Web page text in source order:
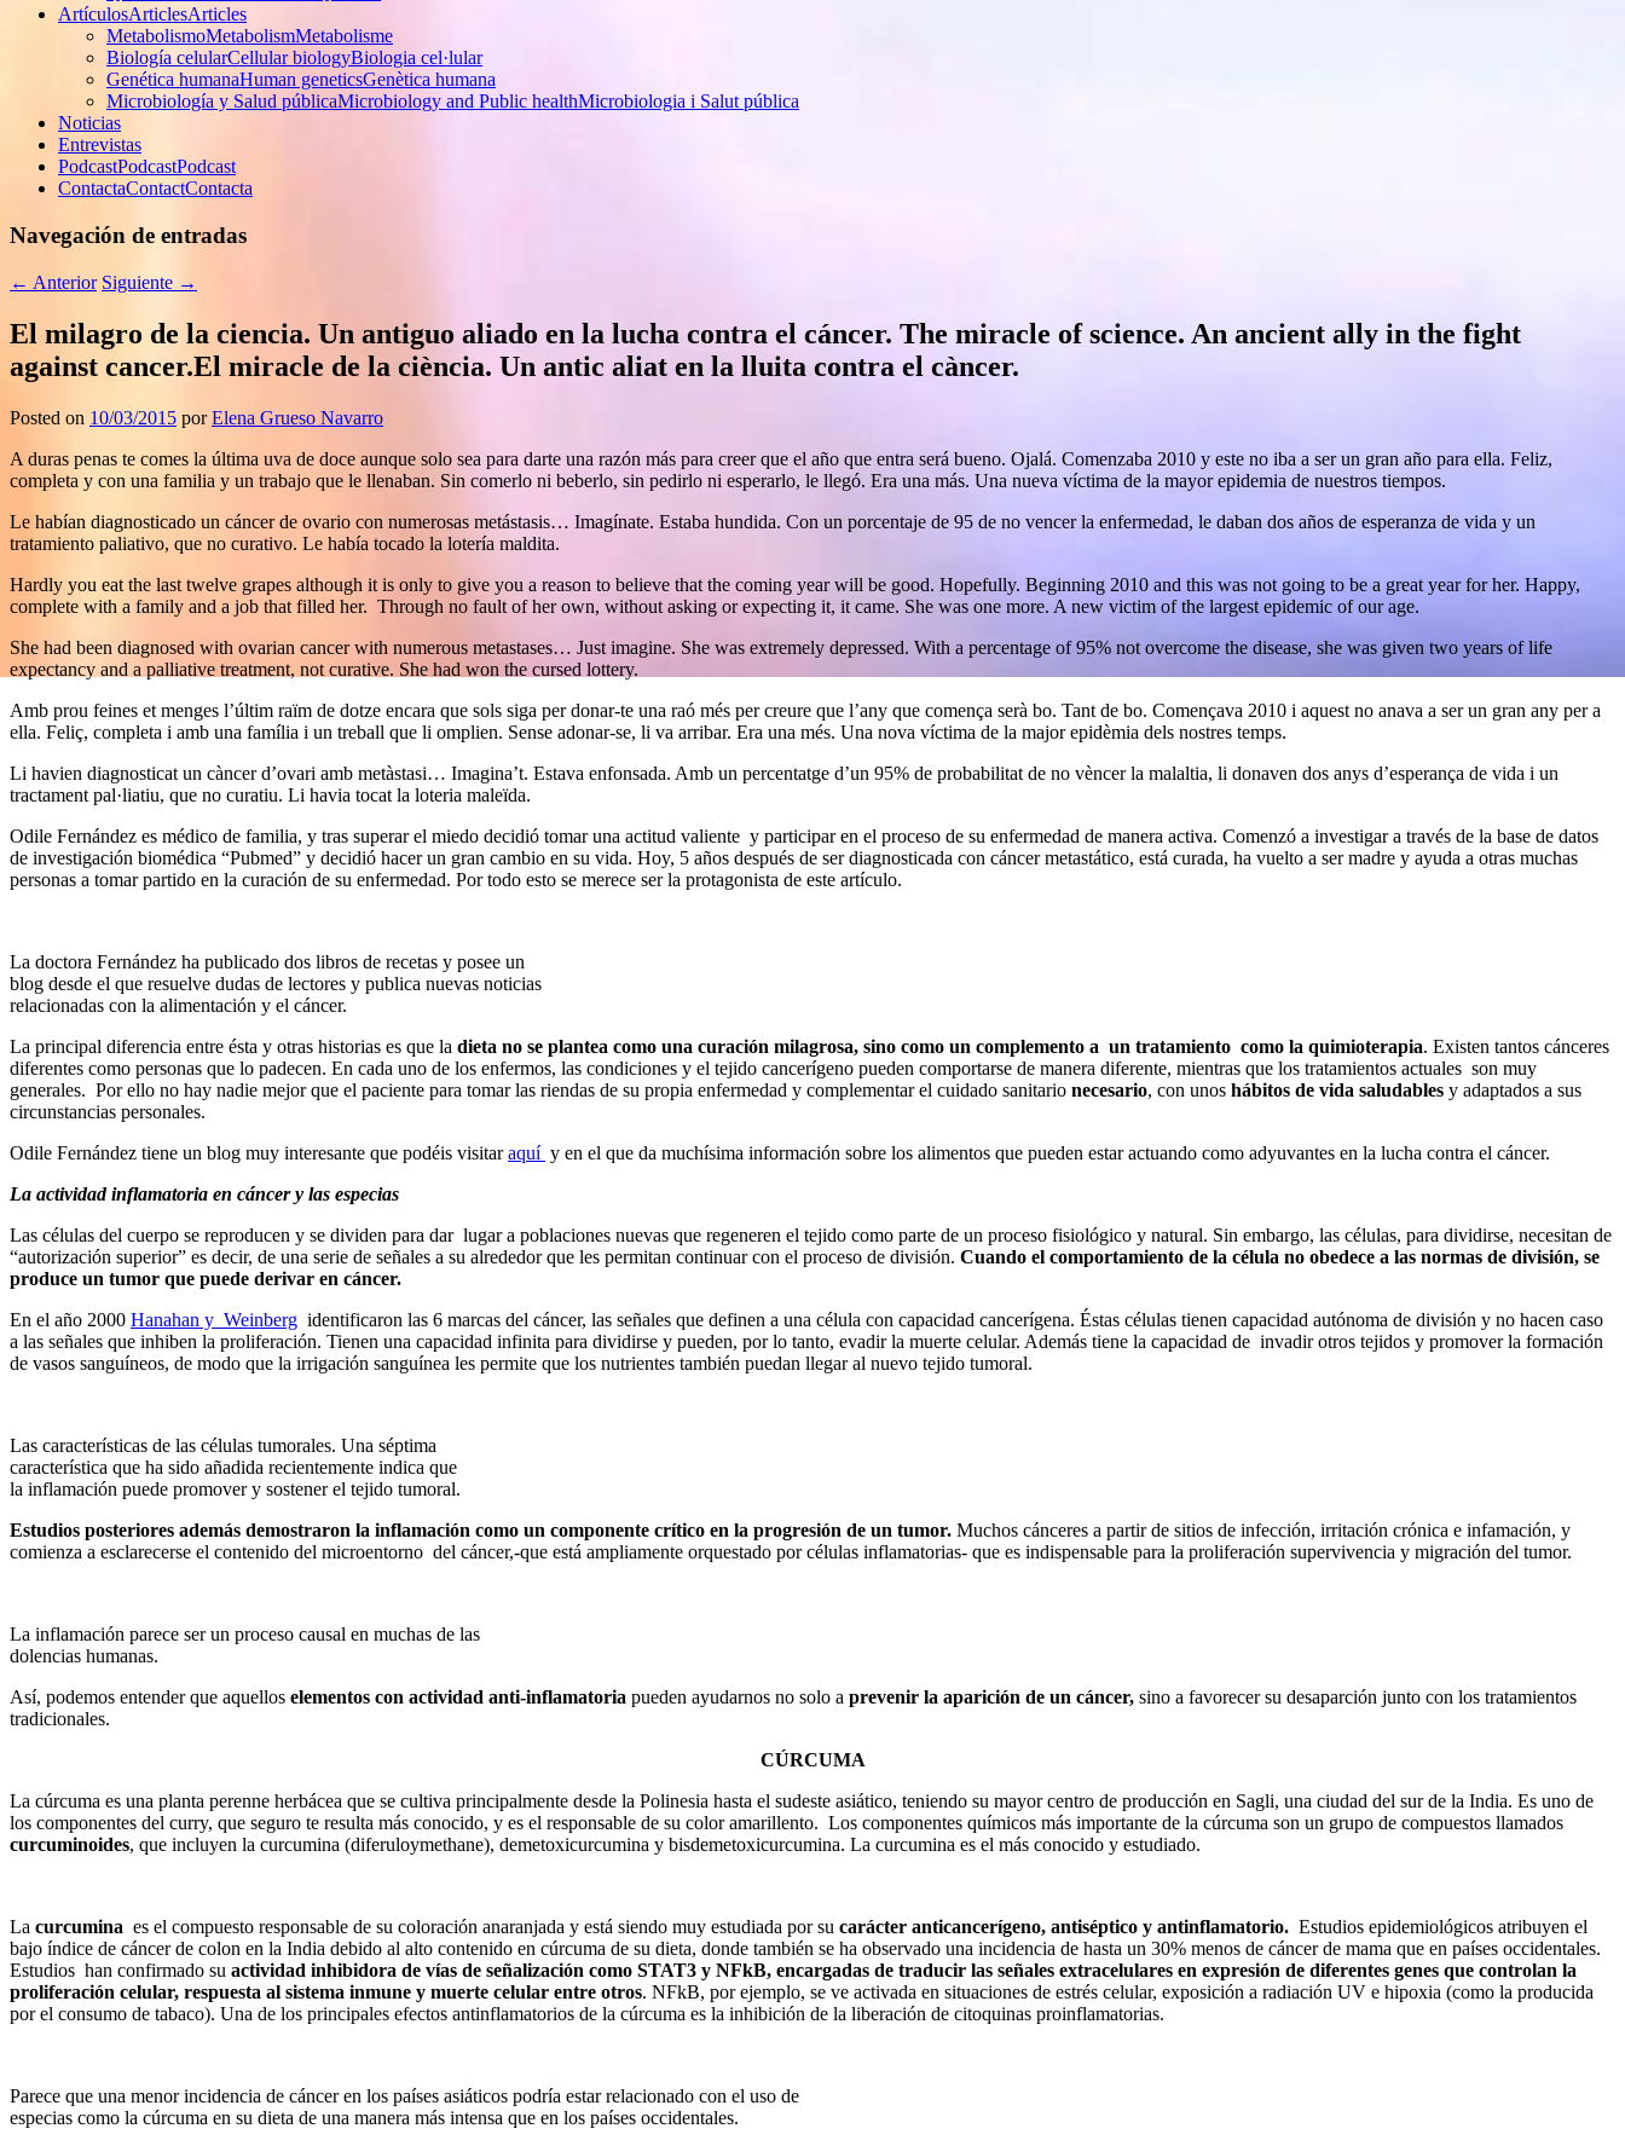
ArtículosArticlesArticles
MetabolismoMetabolismMetabolisme
Biología celularCellular biologyBiologia cel·lular
Genética humanaHuman geneticsGenètica humana
Microbiología y Salud públicaMicrobiology and Public healthMicrobiologia i Salut pública
Noticias
Entrevistas
PodcastPodcastPodcast
ContactaContactContacta
Navegación de entradas
← Anterior Siguiente →
El milagro de la ciencia. Un antiguo aliado en la lucha contra el cáncer. The miracle of science. An ancient ally in the fight
against cancer.El miracle de la ciència. Un antic aliat en la lluita contra el càncer.
Posted on 10/03/2015 porElena Grueso Navarro
A duras penas te comes la última uva de doce aunque solo sea para darte una razón más para creer que el año que entra será bueno. Ojalá. Comenzaba 2010 y este no iba a ser un gran año para ella. Feliz,
completa y con una familia y un trabajo que le llenaban. Sin comerlo ni beberlo, sin pedirlo ni esperarlo, le llegó. Era una más. Una nueva víctima de la mayor epidemia de nuestros tiempos.
Le habían diagnosticado un cáncer de ovario con numerosas metástasis… Imagínate. Estaba hundida. Con un porcentaje de 95 de no vencer la enfermedad, le daban dos años de esperanza de vida y un
tratamiento paliativo, que no curativo. Le había tocado la lotería maldita.
Hardly you eat the last twelve grapes although it is only to give you a reason to believe that the coming year will be good. Hopefully. Beginning 2010 and this was not going to be a great year for her. Happy,
complete with a family and a job that filled her. Through no fault of her own, without asking or expecting it, it came. She was one more. A new victim of the largest epidemic of our age.
She had been diagnosed with ovarian cancer with numerous metastases… Just imagine. She was extremely depressed. With a percentage of 95% not overcome the disease, she was given two years of life
expectancy and a palliative treatment, not curative. She had won the cursed lottery.
Amb prou feines et menges l’últim raïm de dotze encara que sols siga per donar-te una raó més per creure que l’any que comença serà bo. Tant de bo. Començava 2010 i aquest no anava a ser un gran any per a
ella. Feliç, completa i amb una família i un treball que li omplien. Sense adonar-se, li va arribar. Era una més. Una nova víctima de la major epidèmia dels nostres temps.
Li havien diagnosticat un càncer d’ovari amb metàstasi… Imagina’t. Estava enfonsada. Amb un percentatge d’un 95% de probabilitat de no vèncer la malaltia, li donaven dos anys d’esperança de vida i un
tractament pal·liatiu, que no curatiu. Li havia tocat la loteria maleïda.
Odile Fernández es médico de familia, y tras superar el miedo decidió tomar una actitud valiente y participar en el proceso de su enfermedad de manera activa. Comenzó a investigar a través de la base de datos
de investigación biomédica “Pubmed” y decidió hacer un gran cambio en su vida. Hoy, 5 años después de ser diagnosticada con cáncer metastático, está curada, ha vuelto a ser madre y ayuda a otras muchas
personas a tomar partido en la curación de su enfermedad. Por todo esto se merece ser la protagonista de este artículo.
La doctora Fernández ha publicado dos libros de recetas y posee un
blog desde el que resuelve dudas de lectores y publica nuevas noticias
relacionadas con la alimentación y el cáncer.
La principal diferencia entre ésta y otras historias es que la dieta no se plantea como una curación milagrosa, sino como un complemento a un tratamiento como la quimioterapia. Existen tantos cánceres
diferentes como personas que lo padecen. En cada uno de los enfermos, las condiciones y el tejido cancerígeno pueden comportarse de manera diferente, mientras que los tratamientos actuales son muy
generales. Por ello no hay nadie mejor que el paciente para tomar las riendas de su propia enfermedad y complementar el cuidado sanitario necesario, con unos hábitos de vida saludables y adaptados a sus
circunstancias personales.
Odile Fernández tiene un blog muy interesante que podéis visitaraquí y en el que da muchísima información sobre los alimentos que pueden estar actuando como adyuvantes en la lucha contra el cáncer.
La actividad inflamatoria en cáncer y las especias
Las células del cuerpo se reproducen y se dividen para dar lugar a poblaciones nuevas que regeneren el tejido como parte de un proceso fisiológico y natural. Sin embargo, las células, para dividirse, necesitan de
“autorización superior” es decir, de una serie de señales a su alrededor que les permitan continuar con el proceso de división. Cuando el comportamiento de la célula no obedece a las normas de división, se
produce un tumor que puede derivar en cáncer.
En el año 2000 Hanahan y Weinberg identificaron las 6 marcas del cáncer, las señales que definen a una célula con capacidad cancerígena. Éstas células tienen capacidad autónoma de división y no hacen caso
a las señales que inhiben la proliferación. Tienen una capacidad infinita para dividirse y pueden, por lo tanto, evadir la muerte celular. Además tiene la capacidad de invadir otros tejidos y promover la formación
de vasos sanguíneos, de modo que la irrigación sanguínea les permite que los nutrientes también puedan llegar al nuevo tejido tumoral.
Las características de las células tumorales. Una séptima
característica que ha sido añadida recientemente indica que
la inflamación puede promover y sostener el tejido tumoral.
Estudios posteriores además demostraron la inflamación como un componente crítico en la progresión de un tumor. Muchos cánceres a partir de sitios de infección, irritación crónica e infamación, y
comienza a esclarecerse el contenido del microentorno del cáncer,-que está ampliamente orquestado por células inflamatorias- que es indispensable para la proliferación supervivencia y migración del tumor.
La inflamación parece ser un proceso causal en muchas de las
dolencias humanas.
Así, podemos entender que aquellos elementos con actividad anti-inflamatoria pueden ayudarnos no solo a prevenir la aparición de un cáncer, sino a favorecer su desaparción junto con los tratamientos
tradicionales.
CÚRCUMA
La cúrcuma es una planta perenne herbácea que se cultiva principalmente desde la Polinesia hasta el sudeste asiático, teniendo su mayor centro de producción en Sagli, una ciudad del sur de la India. Es uno de
los componentes del curry, que seguro te resulta más conocido, y es el responsable de su color amarillento. Los componentes químicos más importante de la cúrcuma son un grupo de compuestos llamados
curcuminoides, que incluyen la curcumina (diferuloymethane), demetoxicurcumina y bisdemetoxicurcumina. La curcumina es el más conocido y estudiado.
La curcumina es el compuesto responsable de su coloración anaranjada y está siendo muy estudiada por su carácter anticancerígeno, antiséptico y antinflamatorio. Estudios epidemiológicos atribuyen el
bajo índice de cáncer de colon en la India debido al alto contenido en cúrcuma de su dieta, donde también se ha observado una incidencia de hasta un 30% menos de cáncer de mama que en países occidentales.
Estudios han confirmado su actividad inhibidora de vías de señalización como STAT3 y NFkB, encargadas de traducir las señales extracelulares en expresión de diferentes genes que controlan la
proliferación celular, respuesta al sistema inmune y muerte celular entre otros. NFkB, por ejemplo, se ve activada en situaciones de estrés celular, exposición a radiación UV e hipoxia (como la producida
por el consumo de tabaco). Una de los principales efectos antinflamatorios de la cúrcuma es la inhibición de la liberación de citoquinas proinflamatorias.
Parece que una menor incidencia de cáncer en los países asiáticos podría estar relacionado con el uso de
especias como la cúrcuma en su dieta de una manera más intensa que en los países occidentales.